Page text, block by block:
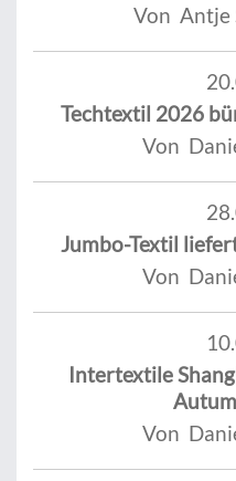
Von Antje
Techtextil 2026
Von
Jumbo-Textil
Von
Intertextile
Von